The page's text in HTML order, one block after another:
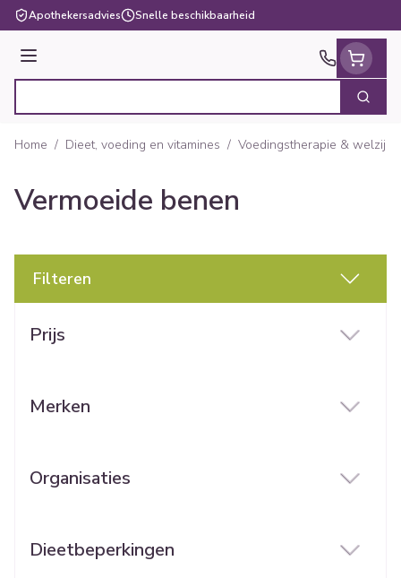
Ga naar de inhoud
Apothekersadvies Snelle beschikbaarheid
Menu
Zoek
Home / Dieet, voeding en vitamines / Voedingstherapie & welzijn
Vermoeide benen
Filteren
Prijs
Merken
Organisaties
Dieetbeperkingen